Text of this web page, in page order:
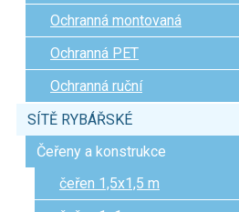
Ochranná montovaná
Ochranná PET
Ochranná ruční
SÍTĚ RYBÁŘSKÉ
Čeřeny a konstrukce
čeřen 1,5x1,5 m